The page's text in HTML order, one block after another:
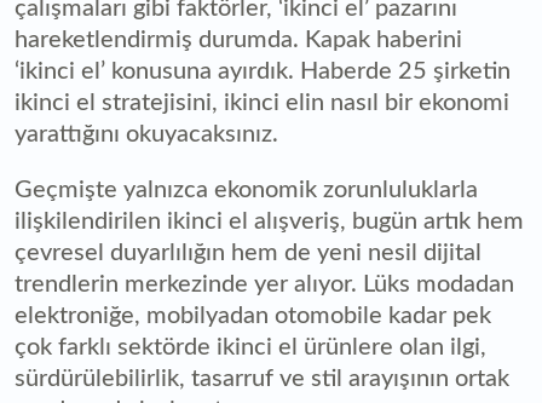
çalışmaları gibi faktörler, ‘ikinci el’ pazarını
hareketlendirmiş durumda. Kapak haberini
‘ikinci el’ konusuna ayırdık. Haberde 25 şirketin
ikinci el stratejisini, ikinci elin nasıl bir ekonomi
yarattığını okuyacaksınız.
Geçmişte yalnızca ekonomik zorunluluklarla
ilişkilendirilen ikinci el alışveriş, bugün artık hem
çevresel duyarlılığın hem de yeni nesil dijital
trendlerin merkezinde yer alıyor. Lüks modadan
elektroniğe, mobilyadan otomobile kadar pek
çok farklı sektörde ikinci el ürünlere olan ilgi,
sürdürülebilirlik, tasarruf ve stil arayışının ortak